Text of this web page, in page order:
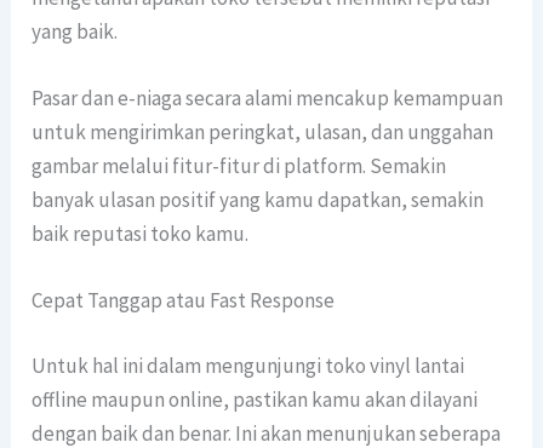
yang baik.
Pasar dan e-niaga secara alami mencakup kemampuan
untuk mengirimkan peringkat, ulasan, dan unggahan
gambar melalui fitur-fitur di platform. Semakin
banyak ulasan positif yang kamu dapatkan, semakin
baik reputasi toko kamu.
Cepat Tanggap atau Fast Response
Untuk hal ini dalam mengunjungi toko vinyl lantai
offline maupun online, pastikan kamu akan dilayani
dengan baik dan benar. Ini akan menunjukan seberapa